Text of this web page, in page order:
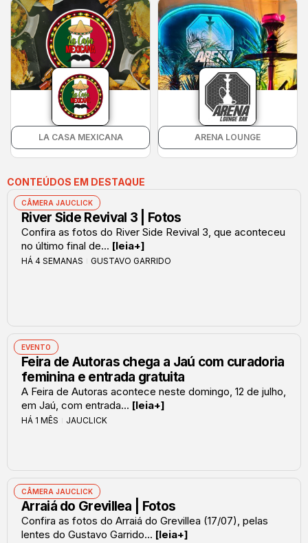
LA CASA MEXICANA ARENA LOUNGE
CONTEÚDOS EM DESTAQUE
CÂMERA JAUCLICK
River Side Revival 3 | Fotos
Confira as fotos do River Side Revival 3, que aconteceu
no último final de... [leia+]
HÁ 4 SEMANAS GUSTAVO GARRIDO
EVENTO
Feira de Autoras chega a Jaú com curadoria
feminina e entrada gratuita
A Feira de Autoras acontece neste domingo, 12 de julho,
em Jaú, com entrada... [leia+]
HÁ 1 MÊS JAUCLICK
CÂMERA JAUCLICK
Arraiá do Grevillea | Fotos
Confira as fotos do Arraiá do Grevillea (17/07), pelas
lentes do Gustavo Garrido... [leia+]